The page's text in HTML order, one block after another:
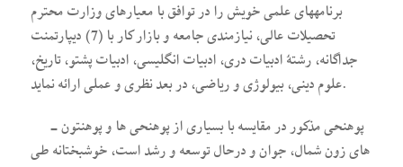
برنامه­های علمی خویش را در توافق با معیارهای وزارت محترم
تحصیلات عالی، نیازمندی جامعه و بازار کار با (7) دیپارتمنت
جداگانه، رشتۀ ادبیات دری، ادبیات انگلیسی، ادبیات پشتو، تاریخ،
علوم دینی، بیولوژی و ریاضی، در بعد نظری و عملی ارائه نماید.
های زون شمال، جوان و درحال توسعه و رشد است، خوشبختانه طی